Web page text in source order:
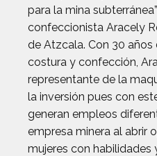
para la mina
confeccionista Aracely
de Atzcala. Con 30 años
costura y confección,
representante de la
la inversión pues con
generan empleos
empresa minera al abrir
mujeres con habilidades